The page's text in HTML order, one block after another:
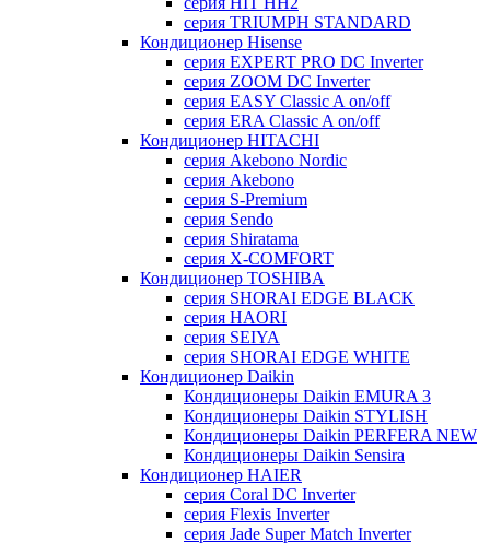
серия TRIUMPH STANDARD
Кондиционер Hisense
серия EXPERT PRO DC Inverter
серия ZOOM DC Inverter
серия EASY Classic A on/off
серия ERA Classic A on/off
Кондиционер HITACHI
cерия Akebono Nordic
серия Akebono
серия S-Premium
серия Sendo
серия Shiratama
серия X-COMFORT
Кондиционер TOSHIBA
серия SHORAI EDGE BLACK
серия HAORI
серия SEIYA
серия SHORAI EDGE WHITE
Кондиционер Daikin
Кондиционеры Daikin EMURA 3
Кондиционеры Daikin STYLISH
Кондиционеры Daikin PERFERA NEW
Кондиционеры Daikin Sensira
Кондиционер HAIER
серия Coral DC Inverter
серия Flexis Inverter
серия Jade Super Match Inverter